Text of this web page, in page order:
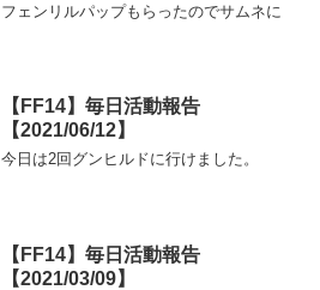
フェンリルパップもらったのでサムネに
【FF14】毎日活動報告
【2021/06/12】
今日は2回グンヒルドに行けました。
【FF14】毎日活動報告
【2021/03/09】